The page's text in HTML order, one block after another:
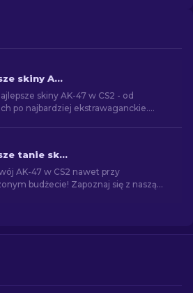
Najlepsze skiny AK-47 w CS2: Od tanich do drogich
skiny AK-47 w CS2 - od
po najbardziej ekstrawaganckie.
Najlepsze tanie skiny AK-47 w CS2 poniżej 10 USD
AK-47 w CS2 nawet przy
budżecie! Zapoznaj się z naszą